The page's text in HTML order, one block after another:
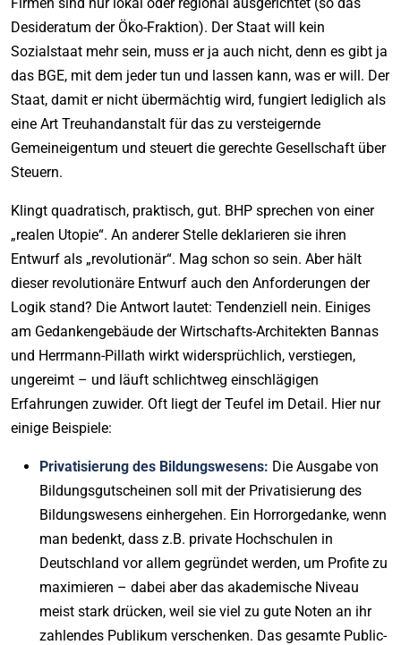
Desideratum der Öko-Fraktion). Der Staat will kein
Sozialstaat mehr sein, muss er ja auch nicht, denn es gibt ja
das BGE, mit dem jeder tun und lassen kann, was er will. Der
Staat, damit er nicht übermächtig wird, fungiert lediglich als
eine Art Treuhandanstalt für das zu versteigernde
Gemeineigentum und steuert die gerechte Gesellschaft über
Steuern.
Klingt quadratisch, praktisch, gut. BHP sprechen von einer
„realen Utopie“. An anderer Stelle deklarieren sie ihren
Entwurf als „revolutionär“. Mag schon so sein. Aber hält
dieser revolutionäre Entwurf auch den Anforderungen der
Logik stand? Die Antwort lautet: Tendenziell nein. Einiges
am Gedankengebäude der Wirtschafts-Architekten Bannas
und Herrmann-Pillath wirkt widersprüchlich, verstiegen,
ungereimt – und läuft schlichtweg einschlägigen
Erfahrungen zuwider. Oft liegt der Teufel im Detail. Hier nur
einige Beispiele:
Privatisierung des Bildungswesens: Die Ausgabe von
Bildungsgutscheinen soll mit der Privatisierung des
Bildungswesens einhergehen. Ein Horrorgedanke, wenn
man bedenkt, dass z.B. private Hochschulen in
Deutschland vor allem gegründet werden, um Profite zu
maximieren – dabei aber das akademische Niveau
meist stark drücken, weil sie viel zu gute Noten an ihr
zahlendes Publikum verschenken. Das gesamte Public-